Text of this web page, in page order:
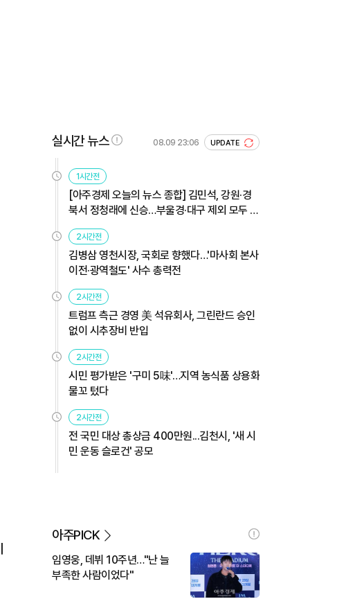
실시간 뉴스 08.09 23:06 UPDATE
1시간전
[아주경제 오늘의 뉴스 종합] 김민석, 강원·경
북서 정청래에 신승…부울경·대구 제외 모두 웃
었다 外
2시간전
김병삼 영천시장, 국회로 향했다…'마사회 본사
이전·광역철도' 사수 총력전
2시간전
트럼프 측근 경영 美 석유회사, 그린란드 승인
없이 시추장비 반입
2시간전
시민 평가받은 '구미 5味'…지역 농식품 상용화
물꼬 텄다
2시간전
전 국민 대상 총상금 400만원...김천시, '새 시
민 운동 슬로건' 공모
아주PICK
임영웅, 데뷔 10주년…"난 늘
부족한 사람이었다"